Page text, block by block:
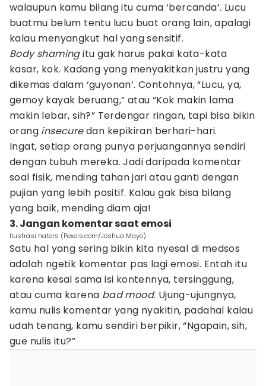
walaupun kamu bilang itu cuma ‘bercanda’. Lucu
buatmu belum tentu lucu buat orang lain, apalagi
kalau menyangkut hal yang sensitif.
Body shamingitu gak harus pakai kata-kata
kasar, kok. Kadang yang menyakitkan justru yang
dikemas dalam ‘guyonan’. Contohnya, “Lucu, ya,
gemoy kayak beruang,” atau “Kok makin lama
makin lebar, sih?” Terdengar ringan, tapi bisa bikin
orang insecuredan kepikiran berhari-hari.
Ingat, setiap orang punya perjuangannya sendiri
dengan tubuh mereka. Jadi daripada komentar
soal fisik, mending tahan jari atau ganti dengan
pujian yang lebih positif. Kalau gak bisa bilang
yang baik, mending diam aja!
3. Jangan komentar saat emosi
Ilustrasi haters (Pexels.com/Joshua Mayo)
Satu hal yang sering bikin kita nyesal di medsos
adalah ngetik komentar pas lagi emosi. Entah itu
karena kesal sama isi kontennya, tersinggung,
atau cuma karena bad mood. Ujung-ujungnya,
kamu nulis komentar yang nyakitin, padahal kalau
udah tenang, kamu sendiri berpikir, “Ngapain, sih,
gue nulis itu?”